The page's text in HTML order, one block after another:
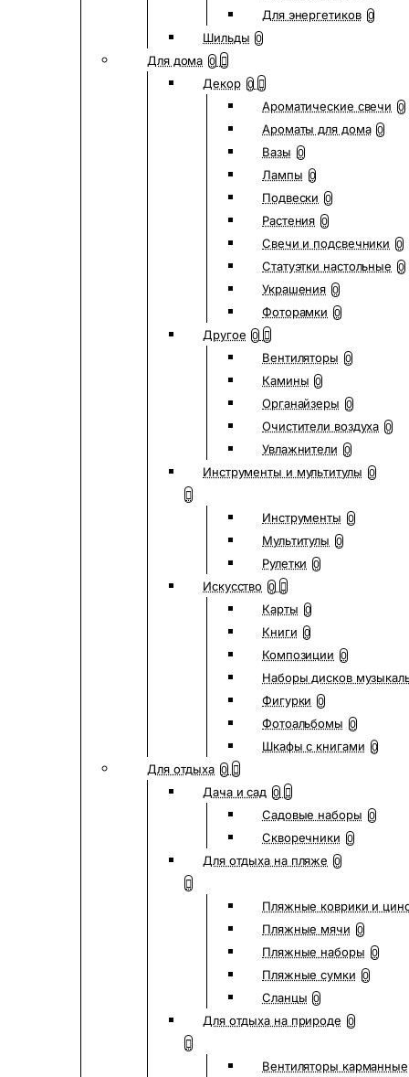
Для энергетиков 0
Шильды 0
Для дома 0
Декор 0
Ароматические свечи 0
Ароматы для дома 0
Вазы 0
Лампы 0
Подвески 0
Растения 0
Свечи и подсвечники 0
Статуэтки настольные 0
Украшения 0
Фоторамки 0
Другое 0
Вентиляторы 0
Камины 0
Органайзеры 0
Очистители воздуха 0
Увлажнители 0
Инструменты и мультитулы 0
Инструменты 0
Мультитулы 0
Рулетки 0
Искусство 0
Карты 0
Книги 0
Композиции 0
Наборы дисков
Фигурки 0
Фотоальбомы 0
Шкафы с книгами 0
Для отдыха 0
Дача и сад 0
Садовые наборы 0
Скворечники 0
Для отдыха на пляже 0
Пляжные коврики и
Пляжные мячи 0
Пляжные наборы 0
Пляжные сумки 0
Сланцы 0
Для отдыха на природе 0
Вентиляторы карманные